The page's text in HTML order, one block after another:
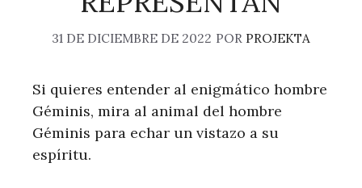
31 DE DICIEMBRE DE 2022 POR PROJEKTA
Si quieres entender al enigmático hombre
Géminis, mira al animal del hombre
Géminis para echar un vistazo a su
espíritu.